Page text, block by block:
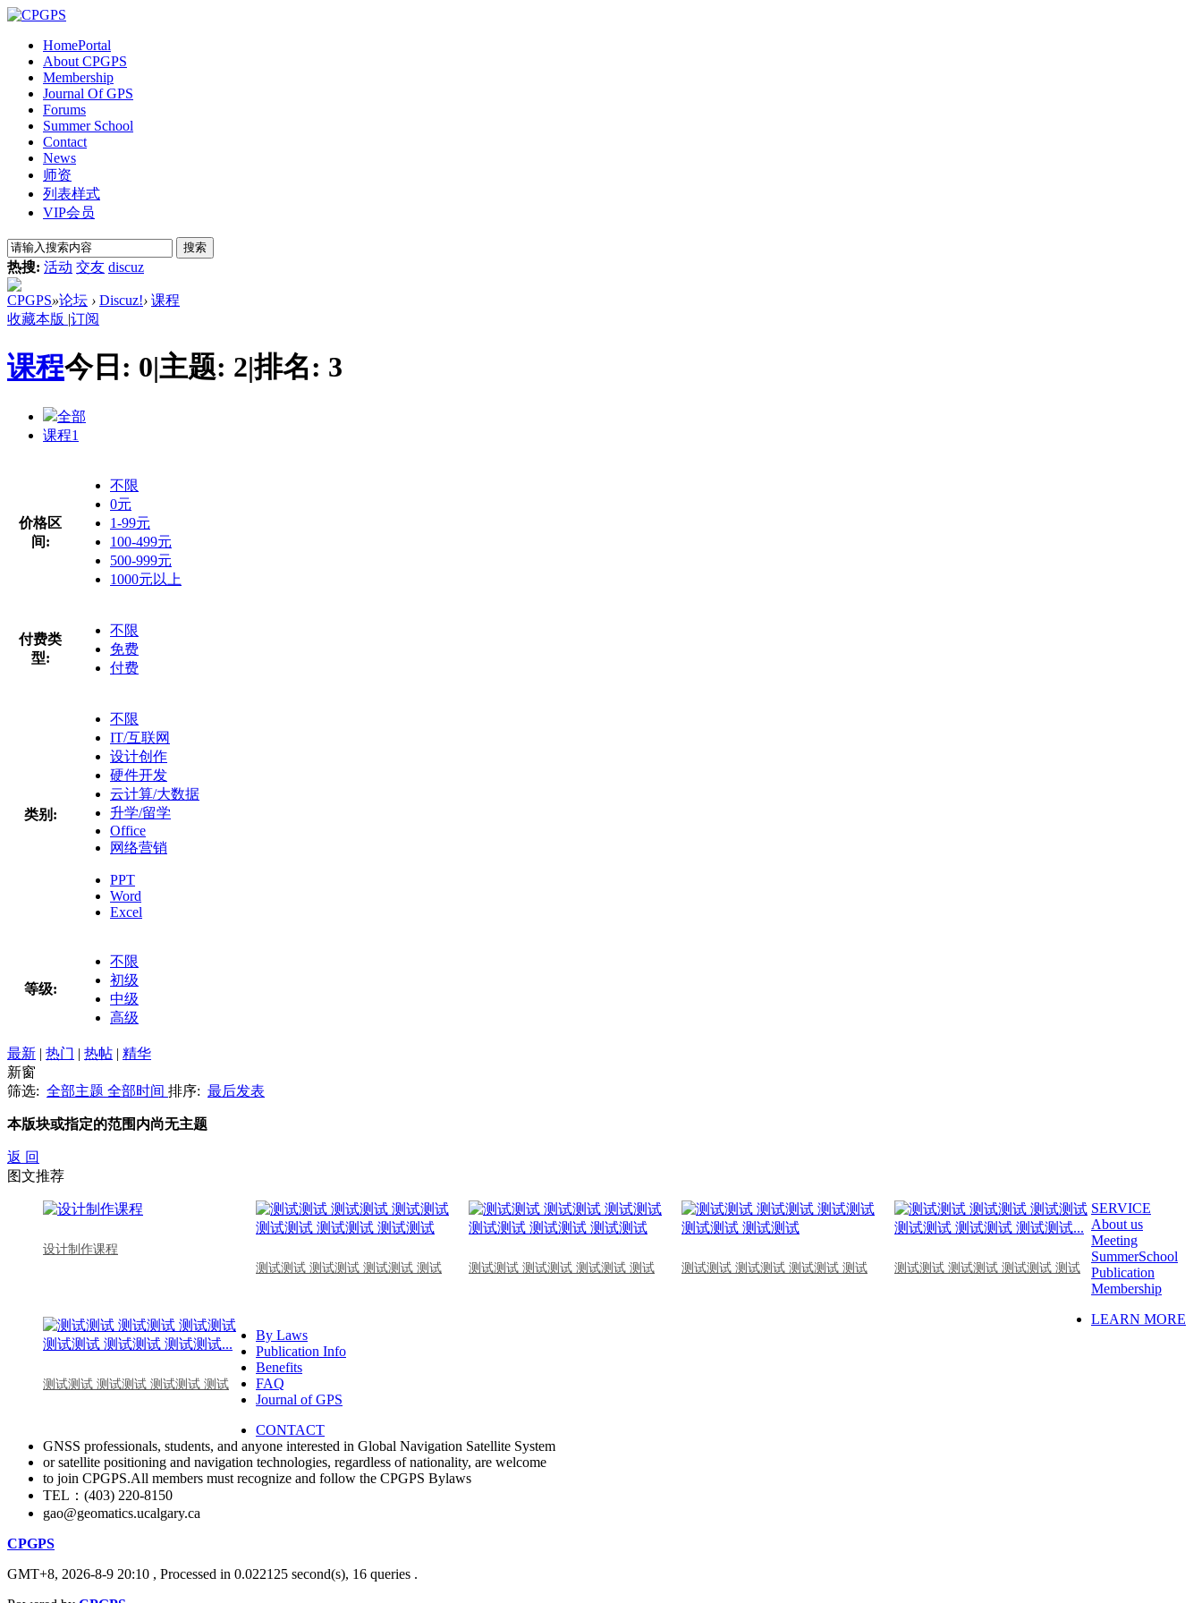
HomePortal
About CPGPS
Membership
Journal Of GPS
Forums
Summer School
Contact
News
师资
列表样式
VIP会员
搜索
热搜: 活动 交友 discuz
CPGPS»论坛 › Discuz!› 课程
收藏本版 |订阅
课程今日: 0|主题: 2|排名: 3
全部
课程1
价格区
间:
不限
0元
1-99元
100-499元
500-999元
1000元以上
付费类
型:
不限
免费
付费
类别:
不限
IT/互联网
设计创作
硬件开发
云计算/大数据
升学/留学
Office
网络营销
PPT
Word
Excel
等级:
不限
初级
中级
高级
最新 | 热门 | 热帖 | 精华
新窗
筛选: 全部主题 全部时间 排序: 最后发表
本版块或指定的范围内尚无主题
返 回
图文推荐
设计制作课程
测试测试 测试测试 测试测试 测试
测试测试 测试测试 测试测试 测试 测试测试 测试测试 测试测试 测试 测试测试 测试测试 测试测试 测试
测试测试 测试测试 测试测试 测试
SERVICE
About us
Meeting
SummerSchool
Publication
Membership
LEARN MORE
By Laws
Publication Info
Benefits
FAQ
Journal of GPS
CONTACT
GNSS professionals, students, and anyone interested in Global Navigation Satellite System
or satellite positioning and navigation technologies, regardless of nationality, are welcome
to join CPGPS.All members must recognize and follow the CPGPS Bylaws
TEL：(403) 220-8150
gao@geomatics.ucalgary.ca
CPGPS
GMT+8, 2026-8-9 20:10 , Processed in 0.022125 second(s), 16 queries .